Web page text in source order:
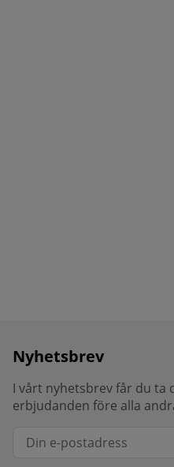
Nyhetsbrev
I vårt nyhetsbrev får du ta
erbjudanden före alla